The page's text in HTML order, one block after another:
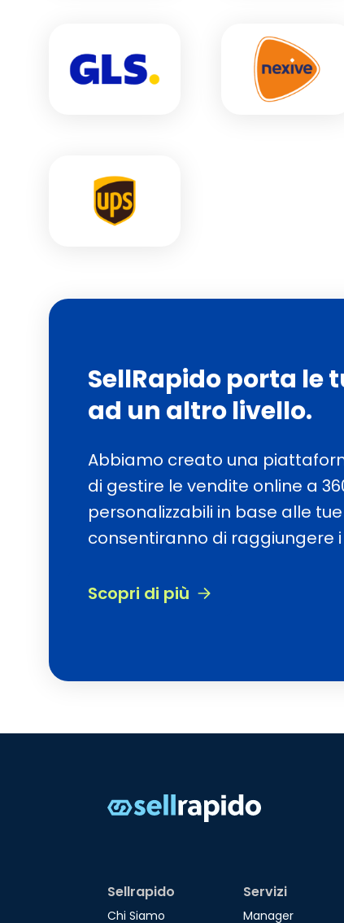
SellRapido porta le
ad un altro livello.
Abbiamo creato una
di gestire le vendite online a
personalizzabili in base alle
consentiranno di raggiungere
Scopri di più
Sellrapido
Chi Siamo
Servizi
Manager